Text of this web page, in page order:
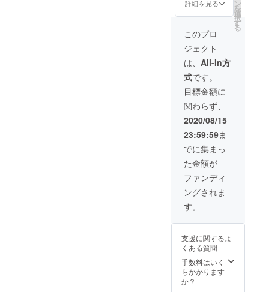
送料込
ます。
仕様、
デザイ
ンに関
しまし
ては一
部変更
になる
可能性
いま
す。ご
了承く
ださ
い。
予定
送状況
により
遅れる
可能性
もござ
いま
す。 ※
送料込
の価格
となり
ます。
※商品の
仕様、
デザイ
ンに関
しまし
ては一
部変更
もござ
いま
す。ご
了承く
ださ
い。
プレー
ヤー本
体 x1 ・
アタッ
シュ
ケース
x1 ・ス
タンド
x1 ・リ
モコン
x1 ・電
源ケー
ブル x1
・日本
語取り
扱い説
明書 x1
※本
コース
にホル
は含ま
りませ
ん。 ※
お届け
予定
は、生
詳細を見る ン
を
選
択
す
る
このプロ
ジェクト
は、 All-In方
式です。
目標金額に
関わらず、
2020/08/15
23:59:59ま
でに集まっ
た金額が
ファンディ
ングされま
す。
支援に関するよ
くある質問
手数料はいく
らかかります
か？